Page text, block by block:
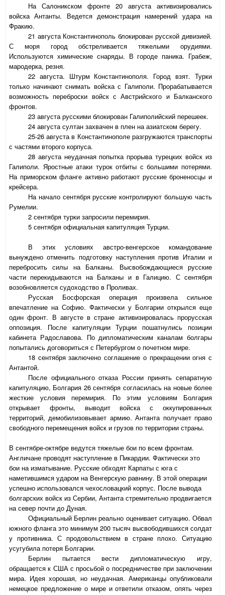
На Салоникском фронте 20 августа активизировались
войска Антанты. Ведется демонстрация намерений удара на
Фракию.
21 августа Константинополь блокирован русской дивизией.
С моря город обстреливается тяжелыми орудиями.
Используются химические снаряды. В городе паника. Грабеж,
мародерка, резня.
22 августа. Штурм Константинополя. Город взят. Турки
только начинают снимать войска с Галиполи. Прорабатывается
возможность переброски войск с Австрийского и Балканского
фронтов.
23 августа русскими блокирован Галиполийский перешеек.
24 августа султан захвачен в плен на азиатском берегу.
25-26 августа в Константинополе разгружаются транспорты
с частями второго корпуса.
28 августа неудачная попытка прорыва турецких войск из
Галиполи. Яростные атаки турок отбиты с большими потерями.
На приморском фланге активно работают русские броненосцы и
крейсера.
На начало сентября русские контролируют большую часть
Румелии.
2 сентября турки запросили перемирия.
5 сентября официальная капитуляция Турции.
В этих условиях австро-венгерское командование
вынуждено отменить подготовку наступления против Италии и
перебросить силы на Балканы. Высвобождающиеся русские
части перекидываются на Балканы и в Галицию. С сентября
возобновляется судоходство в Проливах.
Русская Босфорская операция произвела сильное
впечатление на Софию. Фактически у Болгарии открылся еще
один фронт. В августе в стране активизировалась прорусская
оппозиция. После капитуляции Турции пошатнулись позиции
кабинета Радославова. По дипломатическим каналам болгары
попытались договориться с Петербургом о почетном мире.
18 сентября заключено соглашение о прекращении огня с
Антантой.
После официального отказа России принять сепаратную
капитуляцию, Болгария 26 сентября согласилась на новые более
жесткие условия перемирия. По этим условиям Болгария
открывает фронты, выводит войска с оккупированных
территорий, демобилизовывает армию. Антанта получает право
свободного перемещения войск и грузов по территории страны.
В сентябре-октябре ведутся тяжелые бои по всем фронтам.
Англичане проводят наступление в Пикардии. Фактически это
бои на изматывание. Русские обходят Карпаты с юга с
наметившимся ударом на Венгерскую равнину. В этой операции
успешно использовался чехословацкий корпус. После вывода
болгарских войск из Сербии, Антанта стремительно продвигается
на север почти до Дуная.
Официальный Берлин реально оценивает ситуацию. Обвал
южного фланга это минимум 200 тысяч высвободившихся солдат
у противника. С продовольствием в стране плохо. Ситуацию
усугубила потеря Болгарии.
Берлин пытается вести дипломатическую игру,
обращается к США с просьбой о посредничестве при заключении
мира. Идея хорошая, но неудачная. Американцы опубликовали
немецкое предложение о мире и ответили отказом, опять через